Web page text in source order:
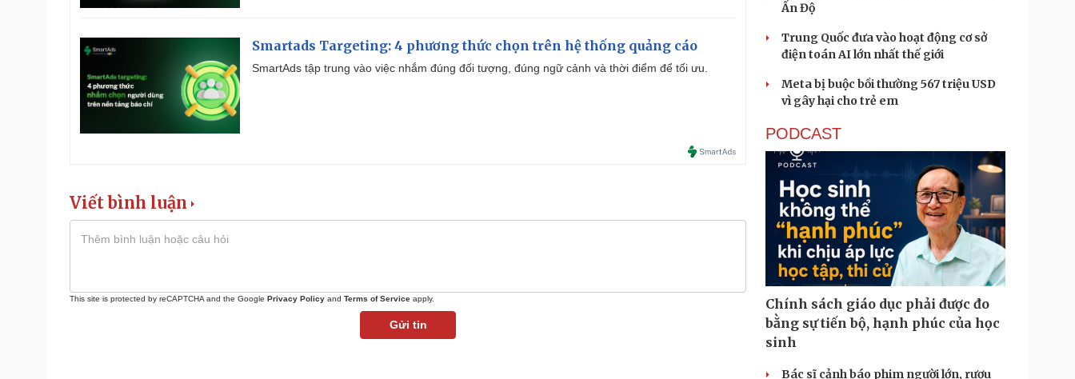
Smartads Targeting: 4 phương thức chọn trên hệ thống quảng cáo
SmartAds tập trung vào việc nhắm đúng đối tượng, đúng ngữ cảnh và thời điểm để tối ưu.
Viết bình luận
This site is protected by reCAPTCHA and the Google Privacy Policy and Terms of Service apply.
Gửi tin
Ấn Độ
Trung Quốc đưa vào hoạt động cơ sở
điện toán AI lớn nhất thế giới
Meta bị buộc bồi thường 567 triệu USD
vì gây hại cho trẻ em
PODCAST
Chính sách giáo dục phải được đo
bằng sự tiến bộ, hạnh phúc của học
sinh
Bác sĩ cảnh báo phim người lớn, rượu